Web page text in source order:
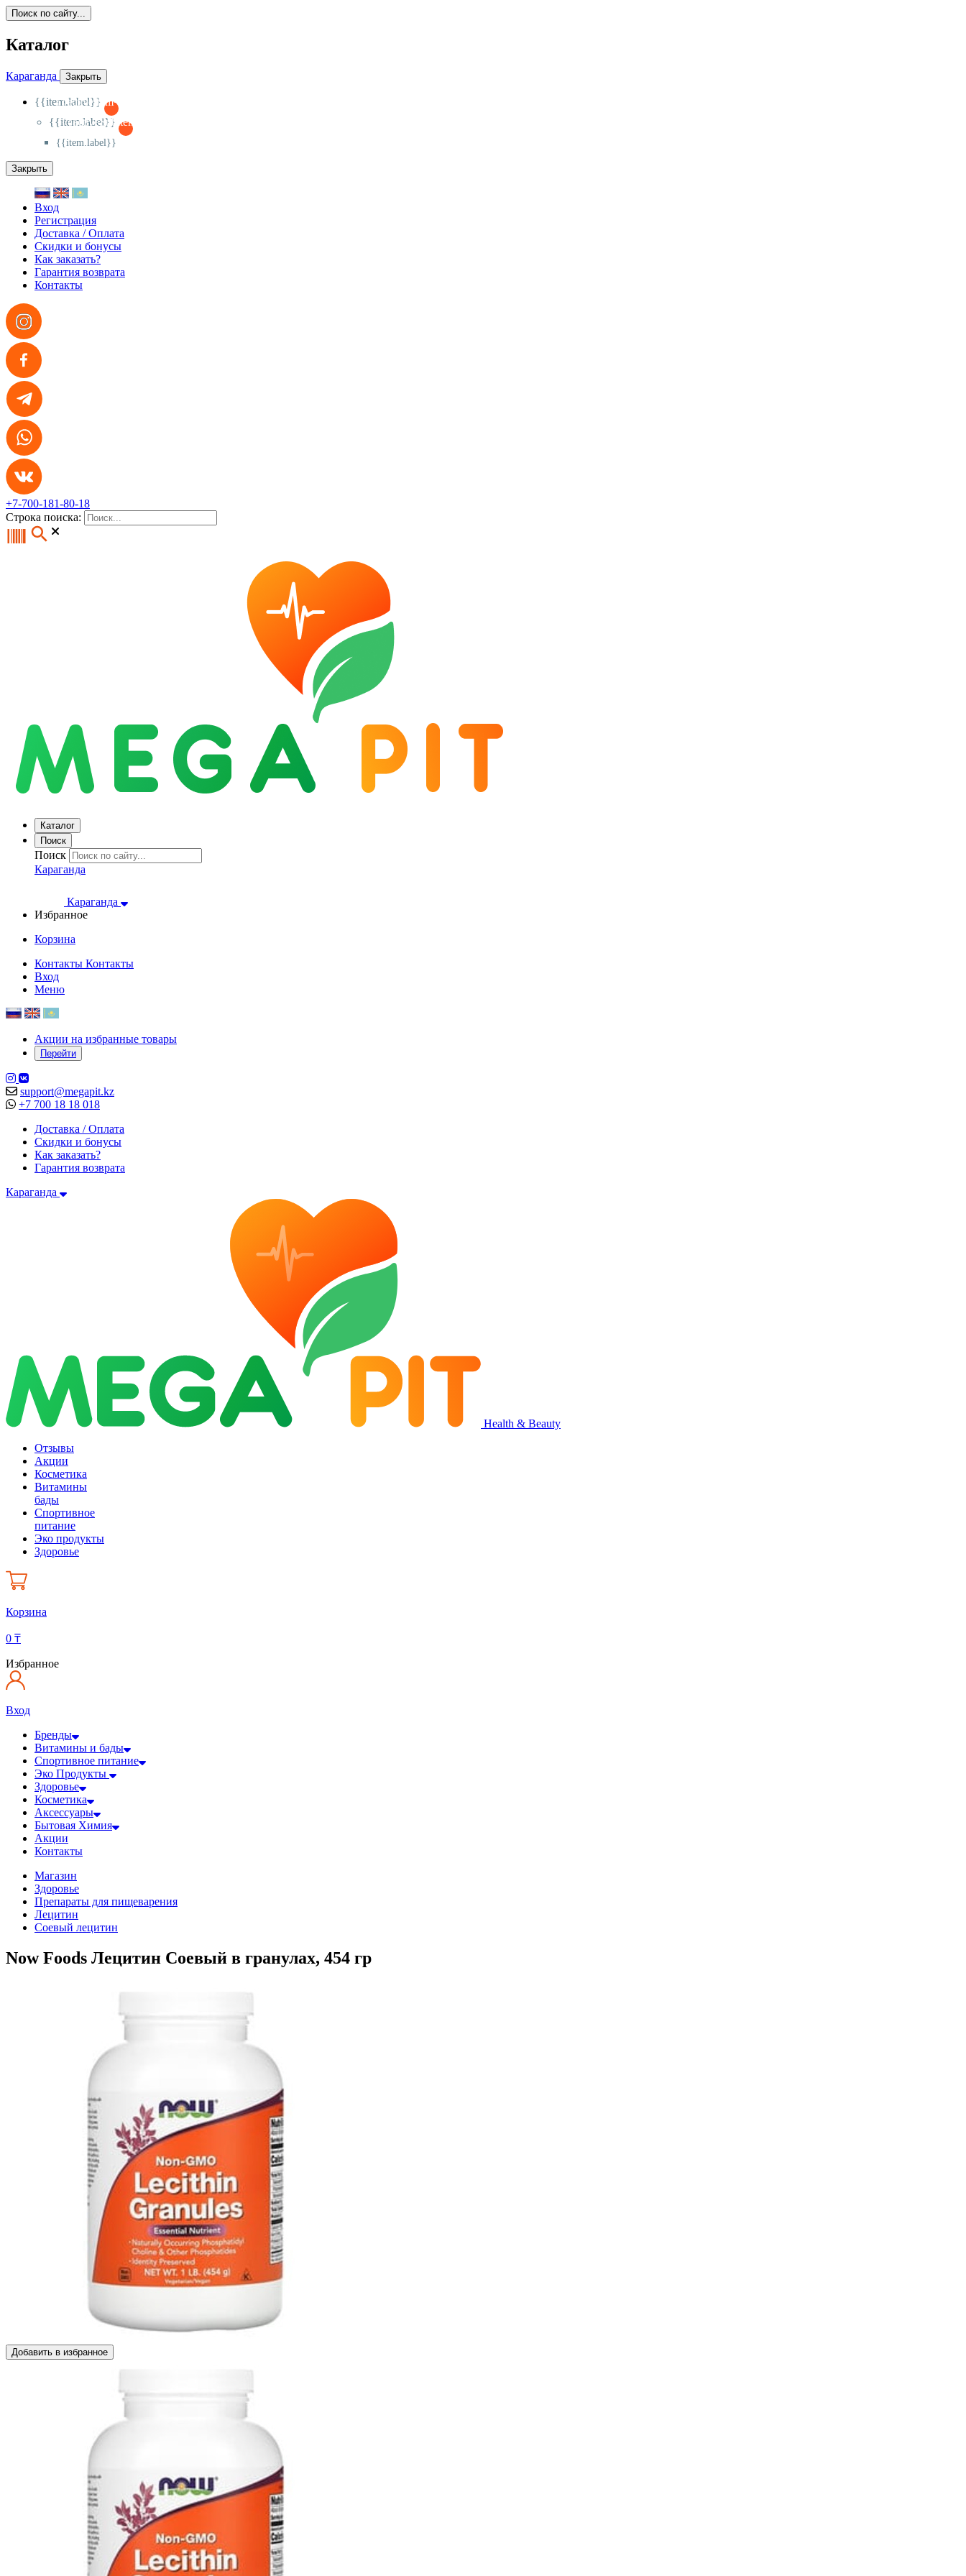
Поиск по сайту...
Каталог
Караганда Закрыть
{{item.label}}
{{activeItem==item.id?'-
{{item.label}}
{{activeSubitem==item.id?'-
{{item.label}}
Закрыть
Вход
Регистрация
Доставка / Оплата
Скидки и бонусы
Как заказать?
Гарантия возврата
Контакты
+7-700-181-80-18
Строка поиска:
Каталог
Поиск
Поиск
Караганда
Караганда
Избранное
Корзина
Контакты Контакты
Вход
Меню
Акции на избранные товары
Перейти
support@megapit.kz
+7 700 18 18 018
Доставка / Оплата
Скидки и бонусы
Как заказать?
Гарантия возврата
Караганда
Health & Beauty
Отзывы
Акции
Косметика
Витамины
бады
Спортивное
питание
Эко продукты
Здоровье
Корзина
0 ₸
Избранное
Вход
Бренды
Витамины и бады
Спортивное питание
Эко Продукты
Здоровье
Косметика
Аксессуары
Бытовая Химия
Акции
Контакты
Магазин
Здоровье
Препараты для пищеварения
Лецитин
Соевый лецитин
Now Foods Лецитин Соевый в гранулах, 454 гр
Добавить в избранное